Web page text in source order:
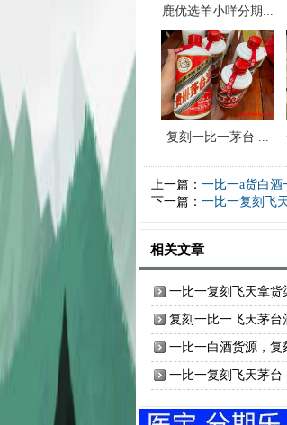
鹿优选羊小咩分期...
复刻一比一茅台 ...
上一篇： 一比一a货白
下一篇： 一比一复刻飞
相关文章
一比一复刻飞天拿
手货源
复刻一比一飞天茅
源
一比一白酒货源，复
一比一复刻飞天茅